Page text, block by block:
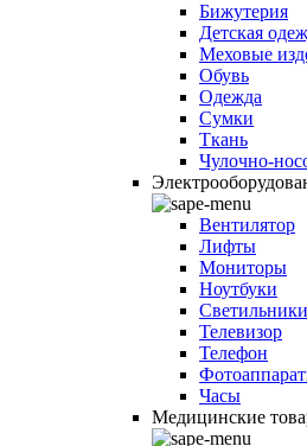
Бижутерия
Детская
Меховые
Обувь
Одежда
Сумки
Ткань
Чулочно-
Вентилятор
Лифты
Мониторы
Ноутбуки
Светильники
Телевизор
Телефон
Часы
Медицинские